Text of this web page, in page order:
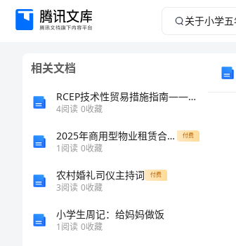
关
相关文档
RCEP技术性贸易措施指南——出口水产品篇中
4阅读 0收藏
2025年商用型物业租赁合同终结版 付费
1阅读 0收藏
农村婚礼司仪主持词 付费
3阅读 0收藏
小学生周记：给妈妈做饭
1阅读 0收藏